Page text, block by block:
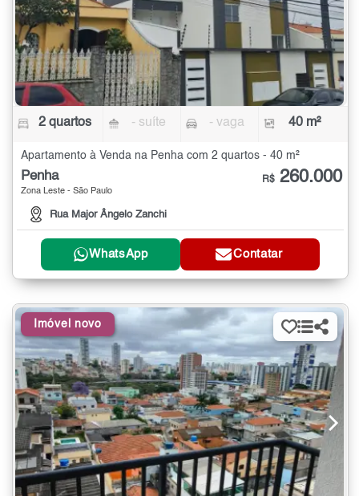
2 quartos - suíte - vaga 40 m²
Apartamento à Venda na Penha com 2 quartos - 40 m²
Penha
Zona Leste - São Paulo
Rua Major Ângelo Zanchi
R$ 260.000
WhatsApp Contatar
Imóvel novo